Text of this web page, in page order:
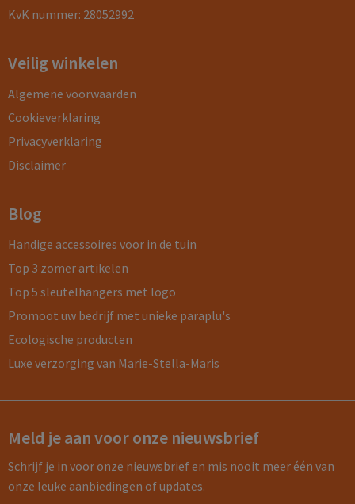
KvK nummer: 28052992
Veilig winkelen
Algemene voorwaarden
Cookieverklaring
Privacyverklaring
Disclaimer
Blog
Handige accessoires voor in de tuin
Top 3 zomer artikelen
Top 5 sleutelhangers met logo
Promoot uw bedrijf met unieke paraplu's
Ecologische producten
Luxe verzorging van Marie-Stella-Maris
Meld je aan voor onze nieuwsbrief
Schrijf je in voor onze nieuwsbrief en mis nooit meer één van
onze leuke aanbiedingen of updates.